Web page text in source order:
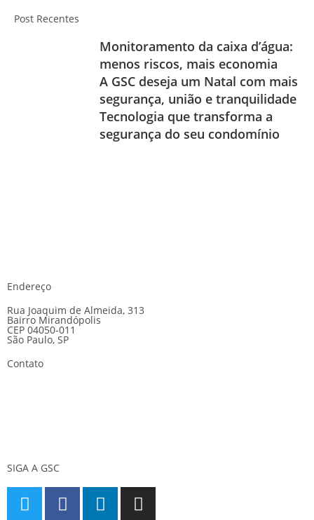
Post Recentes
Monitoramento da caixa d’água:
menos riscos, mais economia
A GSC deseja um Natal com mais
segurança, união e tranquilidade
Tecnologia que transforma a
segurança do seu condomínio
Endereço
Rua Joaquim de Almeida, 313
Bairro Mirandópolis
CEP 04050-011
São Paulo, SP
Contato
SIGA A GSC